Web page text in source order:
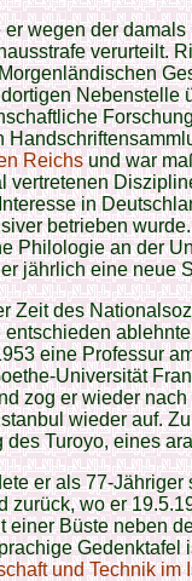
er wegen der
verurteilt.
Nebenstelle
Reichsund war
vertretenen
in
betrieben
Philologie an der
jährlich eine neue
Zeit des
eine Professur
Universität
zog er wieder nach
wieder auf.
des Turoyo, eines
er als 77-
zurück, wo er
einer Büste neben
Gedenktafel
und Technik im